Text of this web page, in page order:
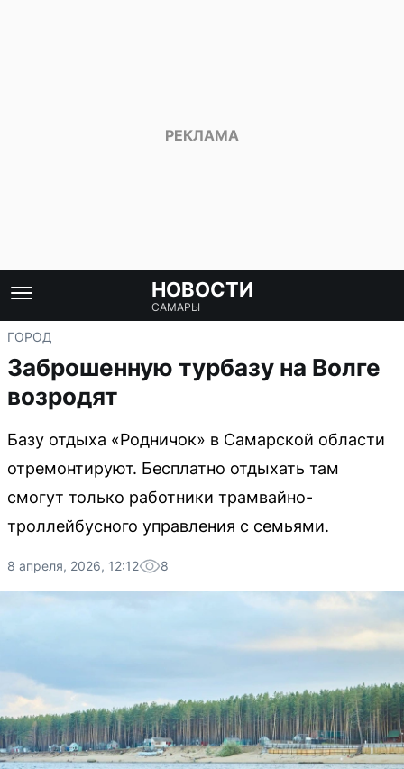
НОВОСТИ
САМАРЫ
ГОРОД
Заброшенную турбазу на Волге
возродят
Базу отдыха «Родничок» в Самарской области
отремонтируют. Бесплатно отдыхать там
смогут только работники трамвайно-
троллейбусного управления с семьями.
8 апреля, 2026, 12:12 8